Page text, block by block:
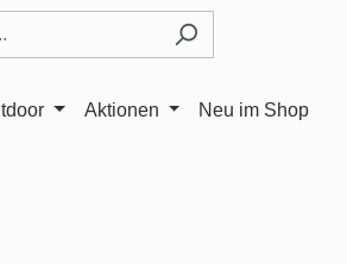
Aktionen Neu im Shop